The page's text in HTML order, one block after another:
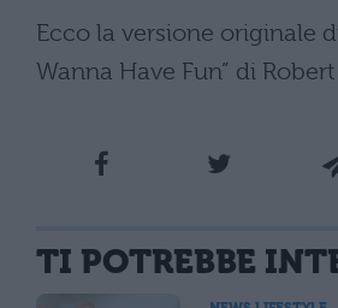
Ecco la versione originale
Wanna Have Fun” di
TI POTREBBE